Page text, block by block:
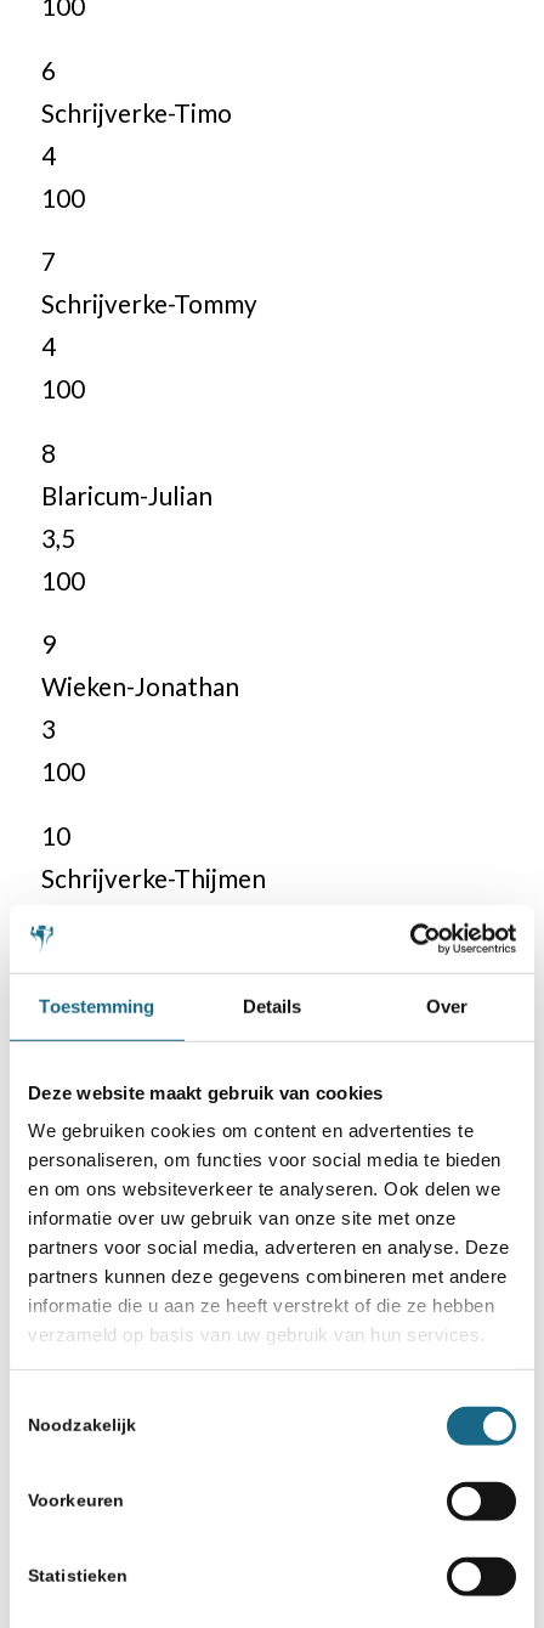
Toestemming Details Over
Deze website maakt gebruik van cookies
We gebruiken cookies om content en advertenties te
personaliseren, om functies voor social media te bieden
en om ons websiteverkeer te analyseren. Ook delen we
informatie over uw gebruik van onze site met onze
partners voor social media, adverteren en analyse. Deze
partners kunnen deze gegevens combineren met andere
informatie die u aan ze heeft verstrekt of die ze hebben
verzameld op basis van uw gebruik van hun services.
Noodzakelijk
Voorkeuren
Statistieken
100
6
Schrijverke-Timo
4
100
7
Schrijverke-Tommy
4
100
8
Blaricum-Julian
3,5
100
9
Wieken-Jonathan
3
100
10
Schrijverke-Thijmen
3
100
12
Magnus-Isafara
2,5
100
2